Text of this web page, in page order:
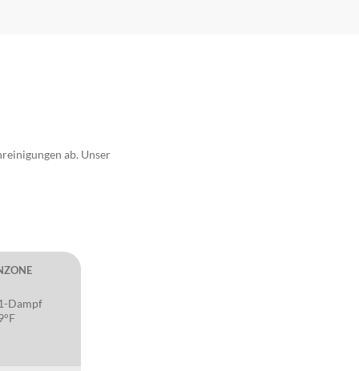
ab. Unser
Dampf